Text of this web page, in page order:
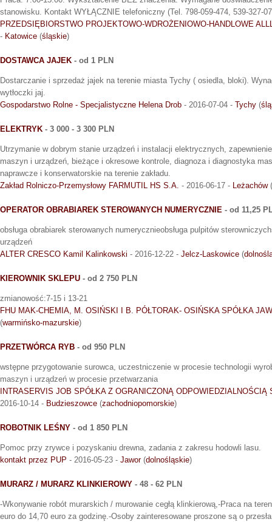
stanowisku. Kontakt WYŁĄCZNIE telefoniczny (Tel. 798-059-474, 539-327-
PRZEDSIĘBIORSTWO PROJEKTOWO-WDROŻENIOWO-HANDLOWE
- Katowice (śląskie)
DOSTAWCA JAJEK - od 1 PLN
Dostarczanie i sprzedaż jajek na terenie miasta Tychy ( osiedla, bloki).
wytłoczki jaj.
Gospodarstwo Rolne - Specjalistyczne Helena Drob - 2016-07-04 - Tychy (
ELEKTRYK - 3 000 - 3 300 PLN
Utrzymanie w dobrym stanie urządzeń i instalacji elektrycznych,
maszyn i urządzeń, bieżące i okresowe kontrole, diagnoza i diagnostyka
naprawcze i konserwatorskie na terenie zakładu.
Zakład Rolniczo-Przemysłowy FARMUTIL HS S.A. - 2016-06-17 - Leżachów(
OPERATOR OBRABIAREK STEROWANYCH NUMERYCZNIE - od 11,25
obsługa obrabiarek sterowanych numerycznieobsługa pulpitów
urządzeń
ALTER CRESCO Kamil Kalinkowski - 2016-12-22 - Jelcz-Laskowice (
KIEROWNIK SKLEPU - od 2 750 PLN
zmianowość:7-15 i 13-21
FHU MAK-CHEMIA, M. OSIŃSKI I B. PÓŁTORAK- OSIŃSKA SPÓŁKA
(warmińsko-mazurskie)
PRZETWÓRCA RYB - od 950 PLN
wstępne przygotowanie surowca, uczestniczenie w procesie technologii
maszyn i urządzeń w procesie przetwarzania
INTRASERVIS JOB SPÓŁKA Z OGRANICZONĄ ODPOWIEDZIALNOŚCIĄ
2016-10-14 - Budzieszowce (zachodniopomorskie)
ROBOTNIK LEŚNY - od 1 850 PLN
Pomoc przy zrywce i pozyskaniu drewna, zadania z zakresu hodowli lasu.
kontakt przez PUP - 2016-05-23 - Jawor(dolnośląskie)
MURARZ / MURARZ KLINKIEROWY - 48 - 62 PLN
-Wkonywanie robót murarskich / murowanie cegłą klinkierową,-Praca na
euro do 14,70 euro za godzinę.-Osoby zainteresowane proszone są o